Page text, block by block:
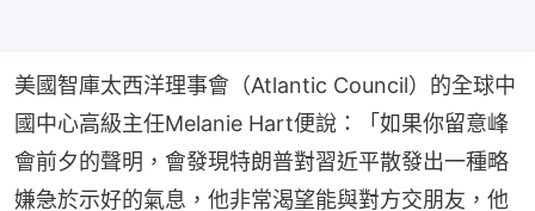
美國智庫太西洋理事會（Atlantic Council）的全球中
國中心高級主任Melanie Hart便說：「如果你留意峰
會前夕的聲明，會發現特朗普對習近平散發出一種略
嫌急於示好的氣息，他非常渴望能與對方交朋友，他